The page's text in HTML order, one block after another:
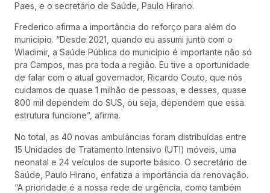
Paes, e o secretário de Saúde, Paulo Hirano.
Frederico afirma a importância do reforço para além do
município. “Desde 2021, quando eu assumi junto com o
Wladimir, a Saúde Pública do município é importante não só
pra Campos, mas pra toda a região. Eu tive a oportunidade
de falar com o atual governador, Ricardo Couto, que nós
cuidamos de quase 1 milhão de pessoas, e desses, quase
800 mil dependem do SUS, ou seja, dependem que essa
estrutura funcione”, afirma.
No total, as 40 novas ambulâncias foram distribuídas entre
15 Unidades de Tratamento Intensivo (UTI) móveis, uma
neonatal e 24 veículos de suporte básico. O secretário de
Saúde, Paulo Hirano, enfatiza a importância da renovação.
“A prioridade é a nossa rede de urgência, como também